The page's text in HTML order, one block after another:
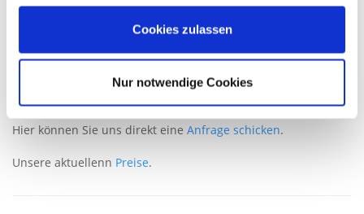
Cookies zulassen
Nur notwendige Cookies
meist beitragsfrei bei Ihrer jetzigen Versicherung
weiterversichern (Ruheversicherung).
Benötigte Unterlagen
Zulassungsbescheinigung I / Fahrzeugschein
Kennzeichenschilder
Hier können Sie uns direkt eine Anfrage schicken.
Unsere aktuellenn Preise.